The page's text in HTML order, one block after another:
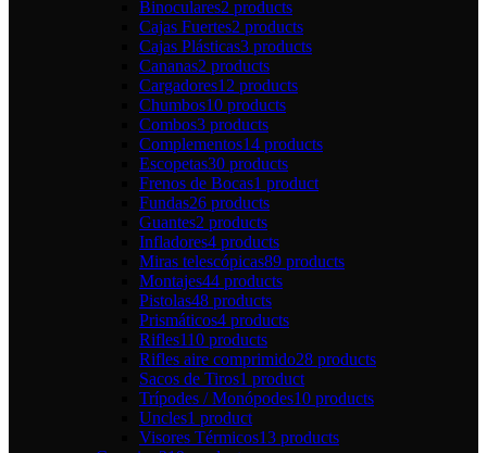
Binoculares2 products
Cajas Fuertes2 products
Cajas Plásticas3 products
Cananas2 products
Cargadores12 products
Chumbos10 products
Combos3 products
Complementos14 products
Escopetas30 products
Frenos de Bocas1 product
Fundas26 products
Guantes2 products
Infladores4 products
Miras telescópicas89 products
Montajes44 products
Pistolas48 products
Prismáticos4 products
Rifles110 products
Rifles aire comprimido28 products
Sacos de Tiros1 product
Trípodes / Monópodes10 products
Uncles1 product
Visores Térmicos13 products